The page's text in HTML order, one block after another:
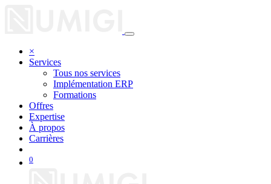
×
Services
Tous nos services
Implémentation ERP
Formations
Offres
Expertise
À propos
Carrières
0